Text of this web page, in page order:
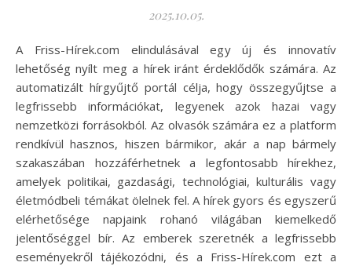
2025.10.05.
A Friss-Hírek.com elindulásával egy új és innovatív
lehetőség nyílt meg a hírek iránt érdeklődők számára. Az
automatizált hírgyűjtő portál célja, hogy összegyűjtse a
legfrissebb információkat, legyenek azok hazai vagy
nemzetközi forrásokból. Az olvasók számára ez a platform
rendkívül hasznos, hiszen bármikor, akár a nap bármely
szakaszában hozzáférhetnek a legfontosabb hírekhez,
amelyek politikai, gazdasági, technológiai, kulturális vagy
életmódbeli témákat ölelnek fel. A hírek gyors és egyszerű
elérhetősége napjaink rohanó világában kiemelkedő
jelentőséggel bír. Az emberek szeretnék a legfrissebb
eseményekről tájékozódni, és a Friss-Hírek.com ezt a